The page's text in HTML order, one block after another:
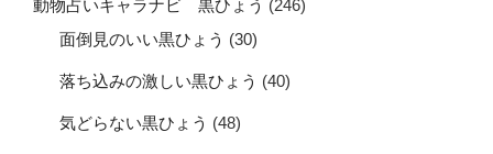
動物占いキャラナビ 黒ひょう (246)
面倒見のいい黒ひょう (30)
落ち込みの激しい黒ひょう (40)
気どらない黒ひょう (48)